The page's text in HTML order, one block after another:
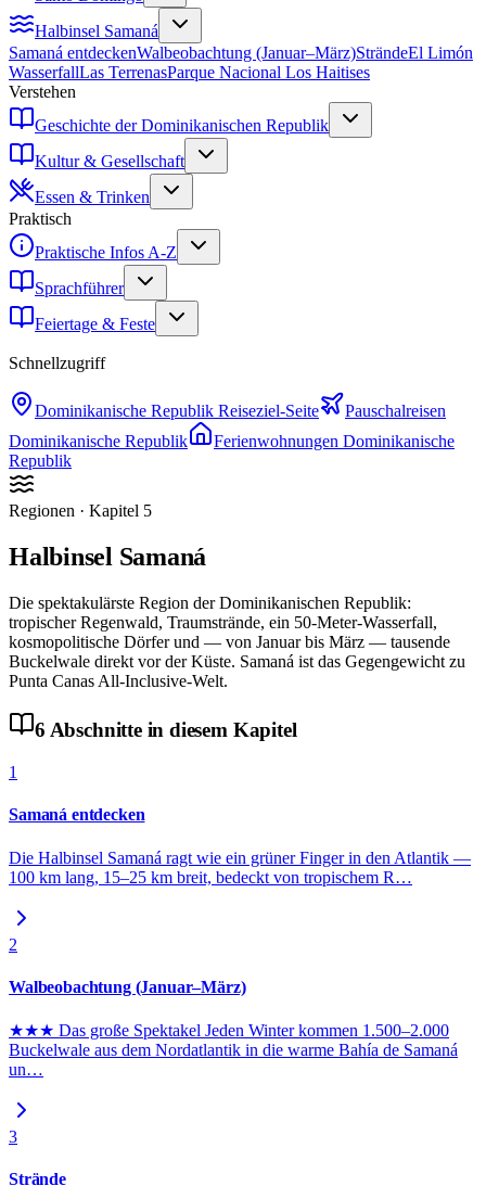
Halbinsel Samaná
Samaná entdeckenWalbeobachtung (Januar–März)SträndeEl Limón
WasserfallLas TerrenasParque Nacional Los Haitises
Verstehen
Geschichte der Dominikanischen Republik
Kultur & Gesellschaft
Essen & Trinken
Praktisch
Praktische Infos A-Z
Sprachführer
Feiertage & Feste
Schnellzugriff
Dominikanische Republik Reiseziel-Seite
Pauschalreisen
Dominikanische Republik
Ferienwohnungen Dominikanische
Republik
Regionen · Kapitel 5
Halbinsel Samaná
Die spektakulärste Region der Dominikanischen Republik:
tropischer Regenwald, Traumstrände, ein 50-Meter-Wasserfall,
kosmopolitische Dörfer und — von Januar bis März — tausende
Buckelwale direkt vor der Küste. Samaná ist das Gegengewicht zu
Punta Canas All-Inclusive-Welt.
6 Abschnittein diesem Kapitel
1
Samaná entdecken
Die Halbinsel Samaná ragt wie ein grüner Finger in den Atlantik —
100 km lang, 15–25 km breit, bedeckt von tropischem R…
2
Walbeobachtung (Januar–März)
★★★ Das große Spektakel Jeden Winter kommen 1.500–2.000
Buckelwale aus dem Nordatlantik in die warme Bahía de Samaná
un…
3
Strände